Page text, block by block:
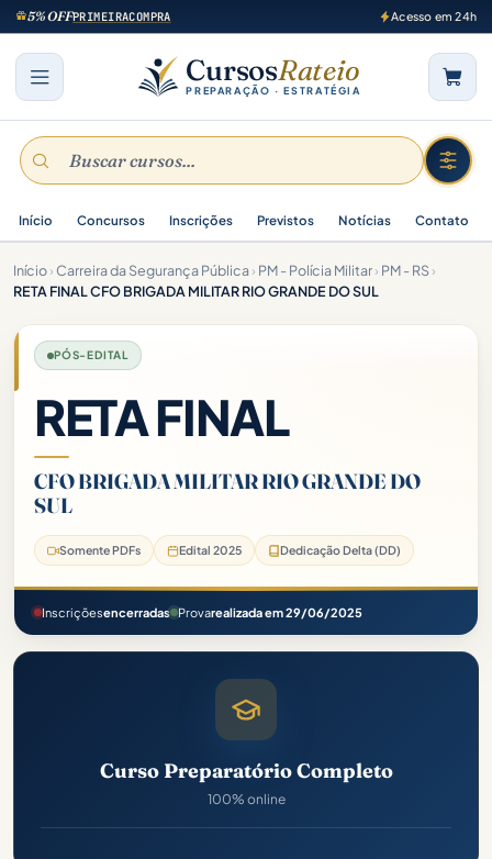
5% OFFPRIMEIRACOMPRA Acesso em 24h
CursosRateio
PREPARAÇÃO · ESTRATÉGIA
Início Concursos Inscrições Previstos Notícias Contato
Início› Carreira da Segurança Pública› PM - Polícia Militar› PM - RS›
RETA FINAL CFO BRIGADA MILITAR RIO GRANDE DO SUL
PÓS-EDITAL
RETA FINAL
CFO BRIGADA MILITAR RIO GRANDE DO
SUL
Somente PDFs Edital 2025 Dedicação Delta (DD)
Inscriçõesencerradas Provarealizada em 29/06/2025
Curso Preparatório Completo
100% online